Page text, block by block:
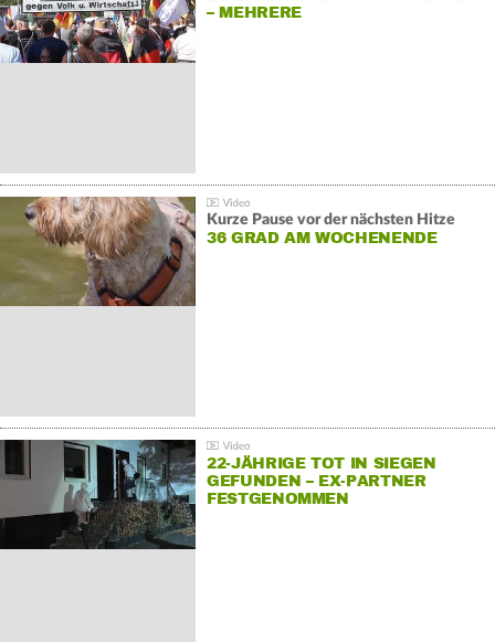
– MEHRERE
Kurze Pause vor der nächsten Hitze
36 GRAD AM WOCHENENDE
22-JÄHRIGE TOT IN SIEGEN
GEFUNDEN – EX-PARTNER
FESTGENOMMEN